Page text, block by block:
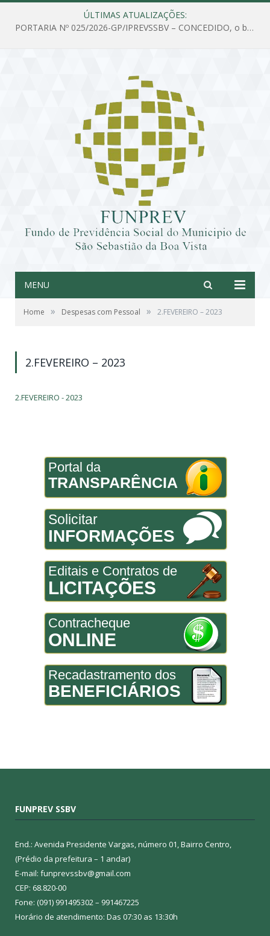
ÚLTIMAS ATUALIZAÇÕES:
PORTARIA Nº 025/2026-GP/IPREVSSBV – CONCEDIDO, o benefício de PENSÃO a MARIA ESTELA DOS SANTOS SOUZA
MENU
Home » Despesas com Pessoal » 2.FEVEREIRO – 2023
2.FEVEREIRO – 2023
2.FEVEREIRO - 2023
Portal da
TRANSPARÊNCIA
Solicitar
INFORMAÇÕES
Editais e Contratos de
LICITAÇÕES
Contracheque
ONLINE
Recadastramento dos
BENEFICIÁRIOS
FUNPREV SSBV
End.: Avenida Presidente Vargas, número 01, Bairro Centro,
(Prédio da prefeitura – 1 andar)
E-mail: funprevssbv@gmail.com
CEP: 68.820-00
Fone: (091) 991495302 – 991467225
Horário de atendimento: Das 07:30 as 13:30h